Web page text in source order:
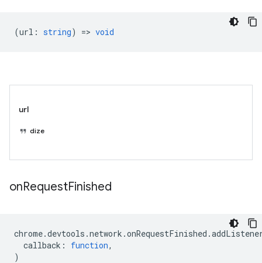
(url : string) => void
url
dize
onRequestFinished
chrome.devtools .network .onRequestFinished .
callback : function,
)